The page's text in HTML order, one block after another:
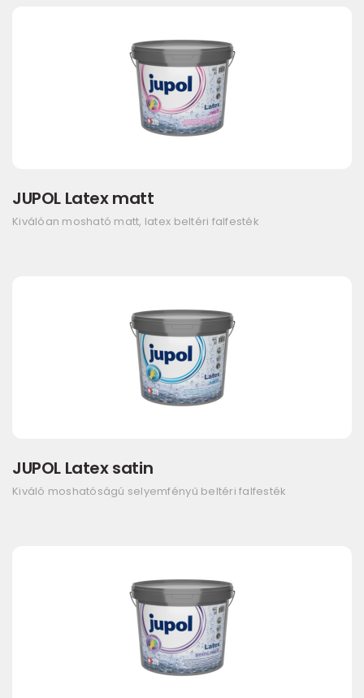
JUPOL Latex matt
Kiválóan mosható matt, latex beltéri falfesték
JUPOL Latex satin
Kiváló moshatóságú selyemfényű beltéri falfesték